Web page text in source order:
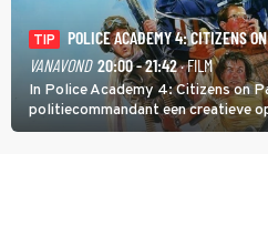
TIP
POLICE ACADEMY 4: CITIZENS
VANAVOND 20:00 - 21:42· FILM
In Police Academy 4: Citizens on
politiecommandant een creatieve
agenten.